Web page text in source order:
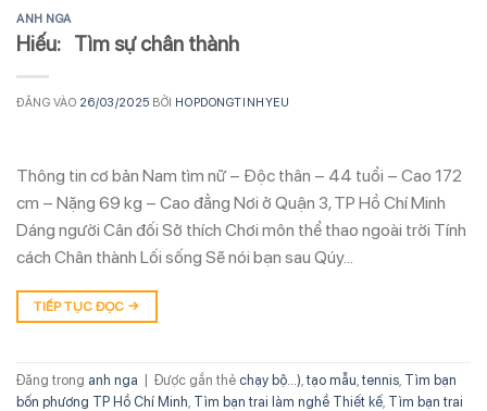
ANH NGA
Hiếu: Tìm sự chân thành
ĐĂNG VÀO 26/03/2025 BỞI HOPDONGTINHYEU
Thông tin cơ bản Nam tìm nữ – Độc thân – 44 tuổi – Cao 172
cm – Nặng 69 kg – Cao đẳng Nơi ở Quận 3, TP Hồ Chí Minh
Dáng người Cân đối Sở thích Chơi môn thể thao ngoài trời Tính
cách Chân thành Lối sống Sẽ nói bạn sau Qúy…
TIẾP TỤC ĐỌC →
Đăng trong anh nga Được gắn thẻ chạy bộ...) tạo mẫu tennis Tìm bạn
bốn phương TP Hồ Chí Minh Tìm bạn trai làm nghề Thiết kế Tìm bạn trai